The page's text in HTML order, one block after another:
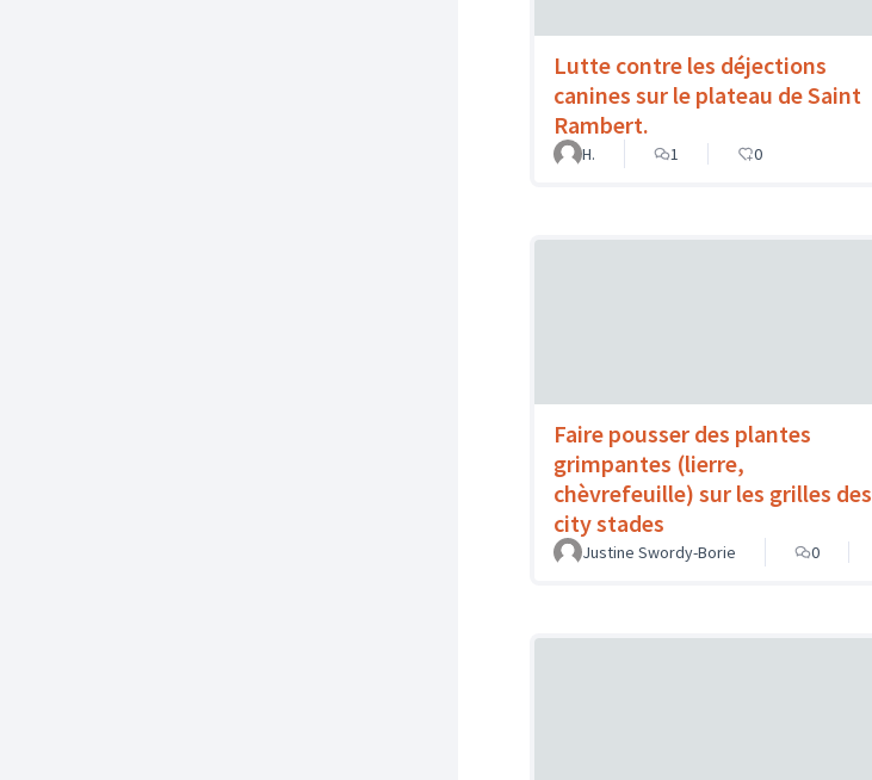
Lutte contre les déjections
canines sur le plateau de Saint
Rambert.
H. 1 0
Faire pousser des plantes
grimpantes (lierre,
chèvrefeuille) sur les grilles des
city stades
Justine Swordy-Borie 0